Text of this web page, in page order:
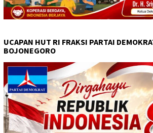
UCAPAN HUT RI FRAKSI PARTAI
BOJONEGORO